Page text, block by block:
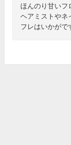
ほんのり甘いフ
ヘアミストやネ
フレはいかがで